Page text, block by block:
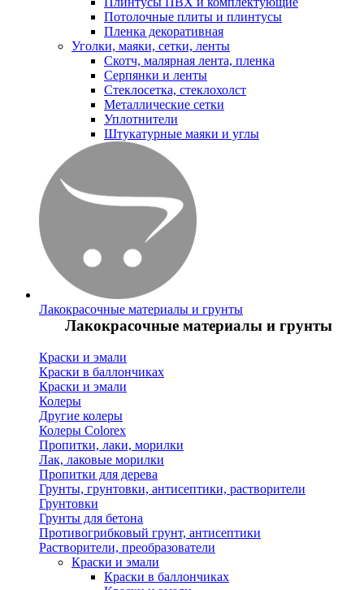
Потолочные плиты и плинтусы
Пленка декоративная
Уголки, маяки, сетки, ленты
Скотч, малярная лента, пленка
Серпянки и ленты
Стеклосетка, стеклохолст
Металлические сетки
Уплотнители
Штукатурные маяки и углы
Лакокрасочные материалы и грунты
Лакокрасочные материалы и грунты
Краски и эмали
Краски в баллончиках
Краски и эмали
Колеры
Другие колеры
Колеры Colorex
Пропитки, лаки, морилки
Лак, лаковые морилки
Пропитки для дерева
Грунты, грунтовки, антисептики, растворители
Грунтовки
Грунты для бетона
Противогрибковый грунт, антисептики
Растворители, преобразователи
Краски и эмали
Краски в баллончиках